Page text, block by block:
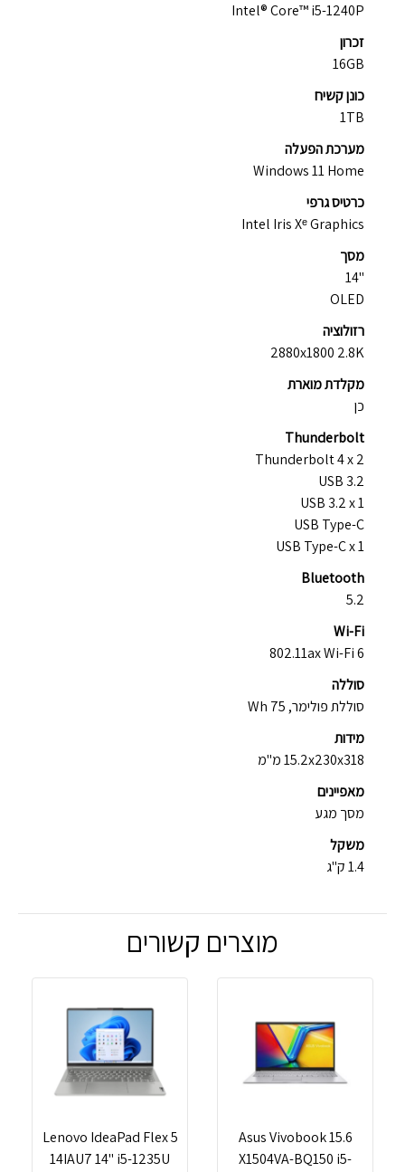
Intel® Core™ i5-1240P
זכרון
16GB
כונן קשיח
1TB
מערכת הפעלה
Windows 11 Home
כרטיס גרפי
Intel Iris Xᵉ Graphics
מסך
"14
OLED
רזולוציה
2880x1800 2.8K
מקלדת מוארת
כן
Thunderbolt
Thunderbolt 4 x 2
USB 3.2
USB 3.2 x 1
USB Type-C
USB Type-C x 1
Bluetooth
5.2
Wi-Fi
802.11ax Wi-Fi 6
סוללה
סוללת פולימר, 75 Wh
מידות
15.2x230x318 מ"מ
מאפיינים
מסך מגע
משקל
1.4 ק"ג
מוצרים קשורים
Asus Vivobook 15.6
X1504VA-BQ150 i5-
Lenovo IdeaPad Flex 5
14IAU7 14" i5-1235U